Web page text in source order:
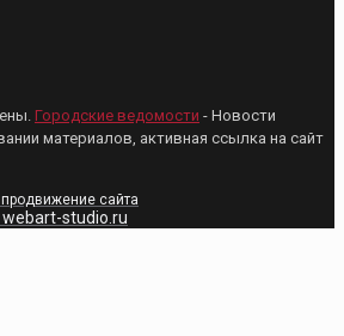
Городские ведомости - Новости
материалов, активная ссылка на сайт
продвижение сайта
studio.ru